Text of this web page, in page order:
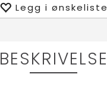
Legg i ønskeliste
BESKRIVELSE